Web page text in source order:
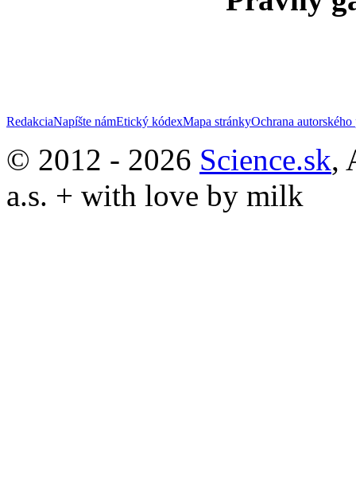
RedakciaNapíšte námEtický kódexMapa stránkyOchrana autorského
© 2012 - 2026 Science.sk,
a.s. + with love by milk